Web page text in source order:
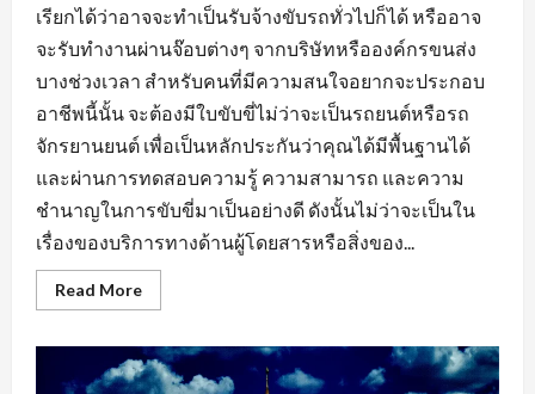
เรียกได้ว่าอาจจะทำเป็นรับจ้างขับรถทั่วไปก็ได้ หรืออาจ
จะรับทำงานผ่านจ๊อบต่างๆ จากบริษัทหรือองค์กรขนส่ง
บางช่วงเวลา สำหรับคนที่มีความสนใจอยากจะประกอบ
อาชีพนี้นั้น จะต้องมีใบขับขี่ไม่ว่าจะเป็นรถยนต์หรือรถ
จักรยานยนต์ เพื่อเป็นหลักประกันว่าคุณได้มีพื้นฐานได้
และผ่านการทดสอบความรู้ ความสามารถ และความ
ชำนาญในการขับขี่มาเป็นอย่างดี ดังนั้นไม่ว่าจะเป็นใน
เรื่องของบริการทางด้านผู้โดยสารหรือสิ่งของ...
Read MoreRead
more
งาน
ขับ
รถ